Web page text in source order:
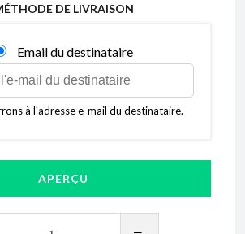
DE LIVRAISON
Email du destinataire
à l'adresse e-mail du destinataire.
APERÇU